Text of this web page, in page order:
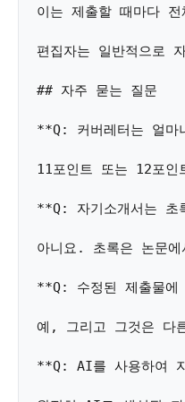
이는 제출할 때마다
편집자는 일반적으로
## 자주 묻는 질문
**Q: 커버레터는 얼마
11포인트 또는 12포
**Q: 자기소개서는 초
아니요. 초록은 논문
**Q: 수정된 제출물에
예, 그리고 그것은 다
**Q: AI를 사용하여